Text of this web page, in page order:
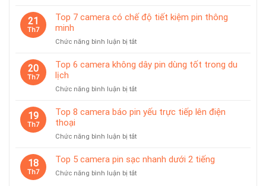
giám
thời
Camera
Được
Chuộng
Đà
Chọn
Hiệu
21
Th7
Top 7 camera có chế độ tiết kiệm pin thông
minh
Chức năng bình luận bị tắtở
camera
chế
tiết
20
Th7
Top 6 camera không dây pin dùng tốt trong du
lịch
Chức năng bình luận bị tắtở
6
camera
dây
dùng
19
Th7
Top 8 camera báo pin yếu trực tiếp lên điện
thoại
Chức năng bình luận bị tắtở
8
báo
18
Th7
Top 5 camera pin sạc nhanh dưới 2 tiếng
Chức năng bình luận bị tắtở